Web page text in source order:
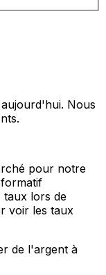
Nous
pour notre
taux lors de
voir les taux
de l'argent à